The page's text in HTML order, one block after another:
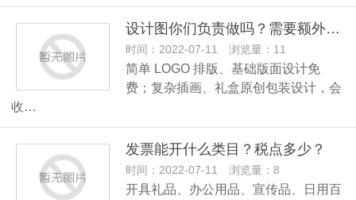
设计图你们负责做吗？需要额外付费吗？
时间：2022-07-11 浏览量：11
简单 LOGO 排版、基础版面设计免
费；复杂插画、礼盒原创包装设计，会
收…
发票能开什么类目？税点多少？
时间：2022-07-11 浏览量：8
开具礼品、办公用品、宣传品、日用百